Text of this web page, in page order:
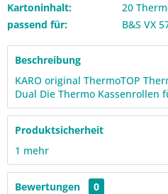
Kartoninhalt:
20
passend für:
B&S VX
Beschreibung
KARO original ThermoTOP
Dual Die Thermo Kassenrollen
Produktsicherheit
1 mehr
Bewertungen
0